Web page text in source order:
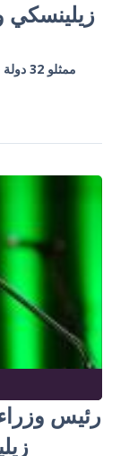
رئيس